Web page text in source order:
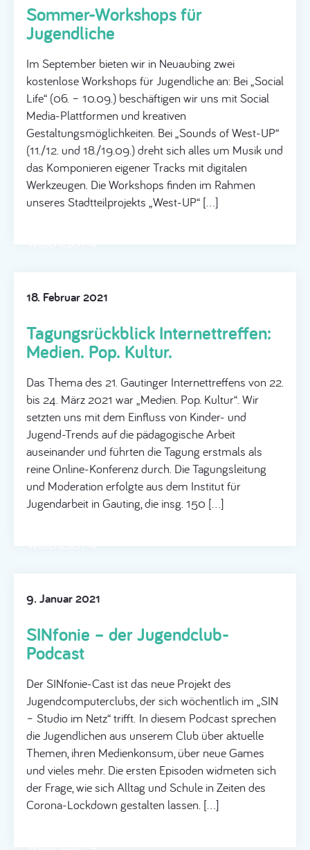
Sommer-Workshops für
Jugendliche
Im September bieten wir in Neuaubing zwei
kostenlose Workshops für Jugendliche an: Bei „Social
Life“ (06. – 10.09.) beschäftigen wir uns mit Social
Media-Plattformen und kreativen
Gestaltungsmöglichkeiten. Bei „Sounds of West-UP“
(11./12. und 18./19.09.) dreht sich alles um Musik und
das Komponieren eigener Tracks mit digitalen
Werkzeugen. Die Workshops finden im Rahmen
unseres Stadtteilprojekts „West-UP“ […]
18. Februar 2021
Tagungsrückblick Internettreffen:
Medien. Pop. Kultur.
Das Thema des 21. Gautinger Internettreffens von 22.
bis 24. März 2021 war „Medien. Pop. Kultur“. Wir
setzten uns mit dem Einfluss von Kinder- und
Jugend-Trends auf die pädagogische Arbeit
auseinander und führten die Tagung erstmals als
reine Online-Konferenz durch. Die Tagungsleitung
und Moderation erfolgte aus dem Institut für
Jugendarbeit in Gauting, die insg. 150 […]
9. Januar 2021
SINfonie – der Jugendclub-
Podcast
Der SINfonie-Cast ist das neue Projekt des
Jugendcomputerclubs, der sich wöchentlich im „SIN
– Studio im Netz“ trifft. In diesem Podcast sprechen
die Jugendlichen aus unserem Club über aktuelle
Themen, ihren Medienkonsum, über neue Games
und vieles mehr. Die ersten Episoden widmeten sich
der Frage, wie sich Alltag und Schule in Zeiten des
Corona-Lockdown gestalten lassen. […]